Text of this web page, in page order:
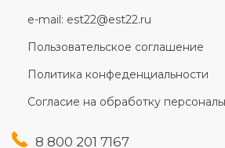
e-mail: est22@est22.ru
Пользовательское соглашение
Политика конфеденциальности
Согласие на обработку
8 800 201 7167